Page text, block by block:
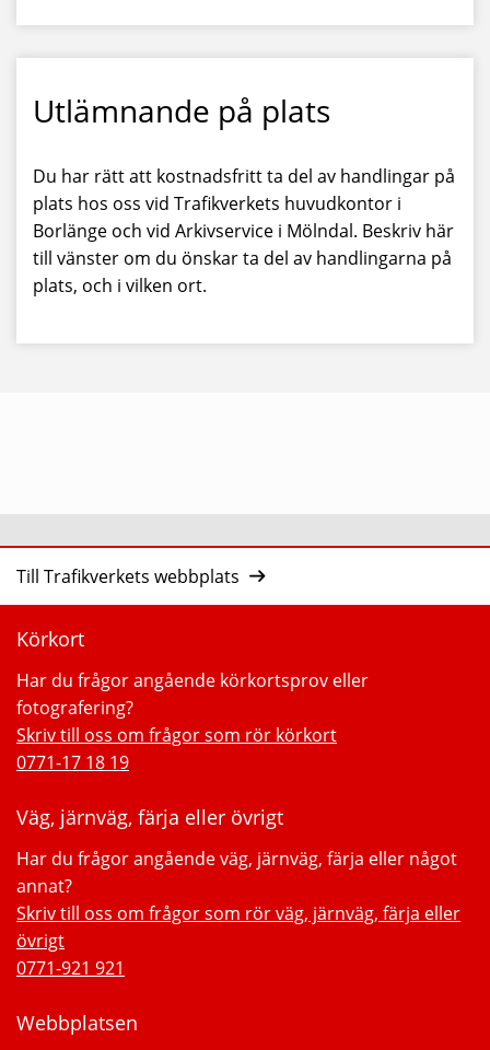
Utlämnande på plats
Du har rätt att kostnadsfritt ta del av handlingar på
plats hos oss vid Trafikverkets huvudkontor i
Borlänge och vid Arkivservice i Mölndal. Beskriv här
till vänster om du önskar ta del av handlingarna på
plats, och i vilken ort.
Till Trafikverkets webbplats
Körkort
Har du frågor angående körkortsprov eller
fotografering?
Skriv till oss om frågor som rör körkort
0771-17 18 19
Väg, järnväg, färja eller övrigt
Har du frågor angående väg, järnväg, färja eller något
annat?
Skriv till oss om frågor som rör väg, järnväg, färja eller
övrigt
0771-921 921
Webbplatsen